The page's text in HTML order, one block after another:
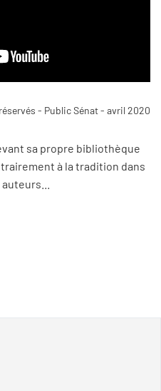
- Public Sénat - avril 2020
sa propre bibliothèque
à la tradition dans